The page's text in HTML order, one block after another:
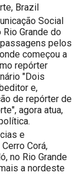
Brazil
Social
Grande do
pelos
começou a
repórter
"Dois
e,
de repórter de
agora atua,
e
Corá,
no Rio Grande
a nordeste